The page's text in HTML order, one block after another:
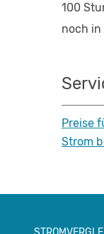
100
noch in
Preise
Strom